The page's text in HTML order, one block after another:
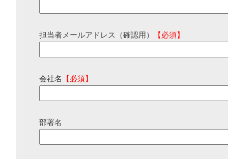
担当者メールアドレス（確認用） 【必須】
会社名 【必須】
部署名